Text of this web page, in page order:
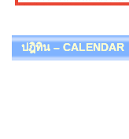
ปฎิทิน – CALENDAR